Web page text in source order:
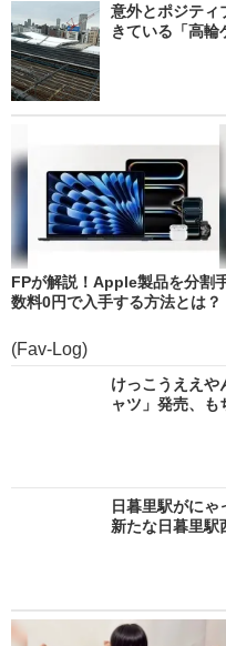
意外とポジテ
きている「高輪
FPが解説！Apple製品を分割
数料0円で入手する方法とは？
(Fav-Log)
けっこうええ
ャツ」発売、も
日暮里駅がに
新たな日暮里駅